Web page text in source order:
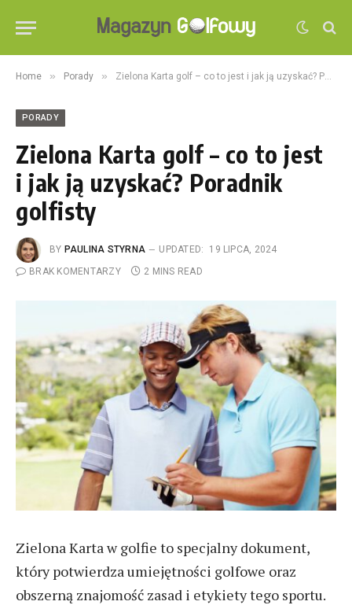
Home » Porady » Zielona Karta golf – co to jest i jak ją uzyskać? Poradnik golfisty
PORADY
Zielona Karta golf – co to jest
i jak ją uzyskać? Poradnik
golfisty
BY PAULINA STYRNA UPDATED:
19 LIPCA, 2024
BRAK KOMENTARZY
2 MINS READ
Zielona Karta w golfie to specjalny dokument,
który potwierdza umiejętności golfowe oraz
obszerną znajomość zasad i etykiety tego sportu.